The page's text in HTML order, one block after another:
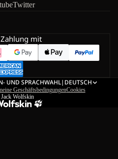
Twitter
mit
UND SPRACHWAHL| DEUTSCH
GeschäftsbedingungenCookies
Jack Wolfskin